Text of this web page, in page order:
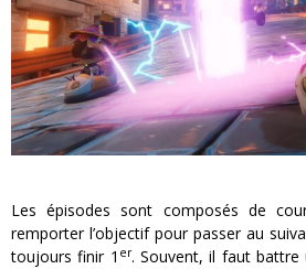
Les épisodes sont composés de
remporter l’objectif pour passer au
toujours finir 1 er. Souvent, il faut battre